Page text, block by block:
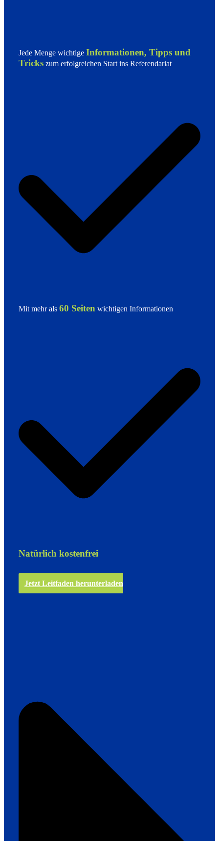
Jede Menge wichtige Informationen, Tipps und
Tricks zum erfolgreichen Start ins Referendariat
Mit mehr als 60 Seiten wichtigen Informationen
Natürlich kostenfrei
Jetzt Leitfaden herunterladen